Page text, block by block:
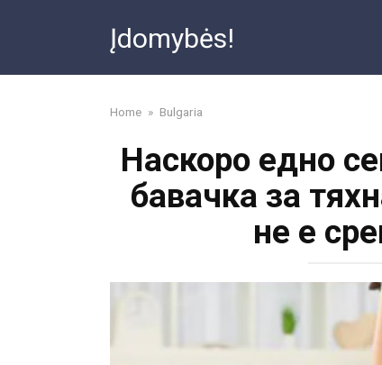
Įdomybės!
Home » Bulgaria
Наскоро едно
бавачка за
не е